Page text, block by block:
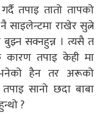
तपाइ तातो तापको
साइलेन्टमा राखेर सुत्ने
सक्नहुन्न । त्यसै त
तपाइ केही मा
हैन तर अरूको
सानो छदा बाबा
?